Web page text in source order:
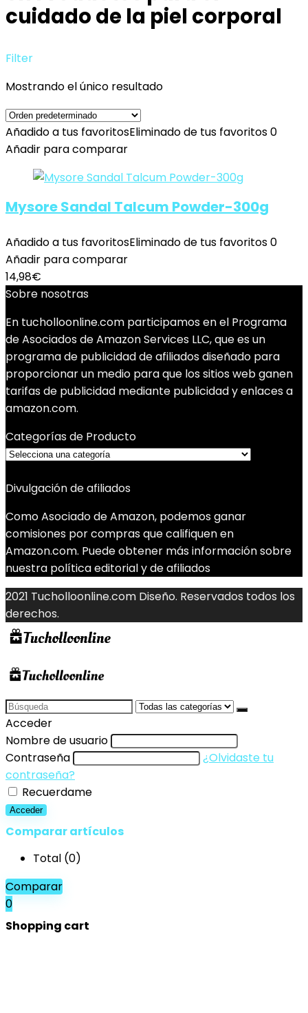
cuidado de la piel corporal
Filter
Mostrando el único resultado
Añadido a tus favoritosEliminado de tus favoritos0
Añadir para comparar
Mysore Sandal Talcum Powder-300g
Añadido a tus favoritosEliminado de tus favoritos0
Añadir para comparar
14,98€
Sobre nosotras
En tucholloonline.com participamos en el Programa
de Asociados de Amazon Services LLC, que es un
programa de publicidad de afiliados diseñado para
proporcionar un medio para que los sitios web ganen
tarifas de publicidad mediante publicidad y enlaces a
amazon.com.
Categorías de Producto
Divulgación de afiliados
Como Asociado de Amazon, podemos ganar
comisiones por compras que califiquen en
Amazon.com. Puede obtener más información sobre
nuestra política editorial y de afiliados
2021 Tucholloonline.com Diseño. Reservados todos los
derechos.
Search
for:
Acceder
Nombre de usuario
Contraseña
¿Olvidaste tu
contraseña?
Recuerdame
Acceder
Comparar artículos
Total (0)
Comparar
0
Shopping cart